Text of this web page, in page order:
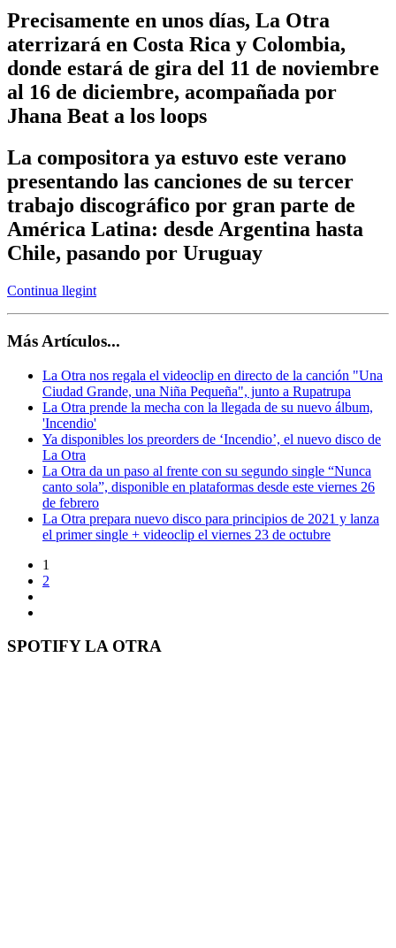
Precisamente en unos días, La Otra
aterrizará en Costa Rica y Colombia,
donde estará de gira del 11 de noviembre
al 16 de diciembre, acompañada por
Jhana Beat a los loops
La compositora ya estuvo este verano
presentando las canciones de su tercer
trabajo discográfico por gran parte de
América Latina: desde Argentina hasta
Chile, pasando por Uruguay
Continua llegint
Más Artículos...
La Otra nos regala el videoclip en directo de la canción "Una
Ciudad Grande, una Niña Pequeña", junto a Rupatrupa
La Otra prende la mecha con la llegada de su nuevo álbum,
'Incendio'
Ya disponibles los preorders de ‘Incendio’, el nuevo disco de
La Otra
La Otra da un paso al frente con su segundo single “Nunca
canto sola”, disponible en plataformas desde este viernes 26
de febrero
La Otra prepara nuevo disco para principios de 2021 y lanza
el primer single + videoclip el viernes 23 de octubre
1
2
SPOTIFY LA OTRA